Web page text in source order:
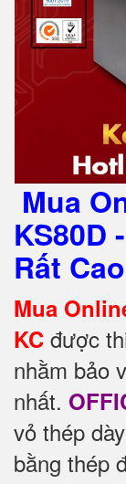
Mua
KS80D
Rất Cao
Mua
KC được
nhằm bảo
nhất.
vỏ thép
bằng thép